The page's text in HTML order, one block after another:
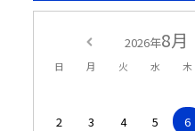
2026年8月
日 月 火 水 木
2
3 4 5 6